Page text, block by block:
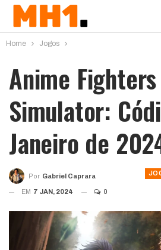
Home Jogos
Anime Fighters
Simulator:
Janeiro de
Por Gabriel Caprara
EM 7 JAN, 2024 0